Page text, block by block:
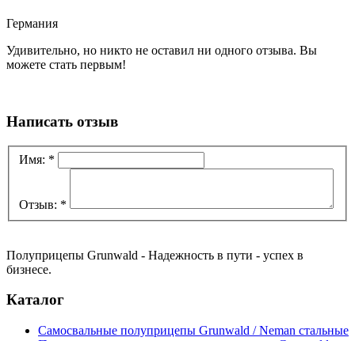
Германия
Удивительно, но никто не оставил ни одного отзыва. Вы
можете стать первым!
Написать отзыв
Имя: *
Отзыв: *
Полуприцепы Grunwald - Надежность в пути - успех в
бизнесе.
Каталог
Самосвальные полуприцепы Grunwald / Neman стальные